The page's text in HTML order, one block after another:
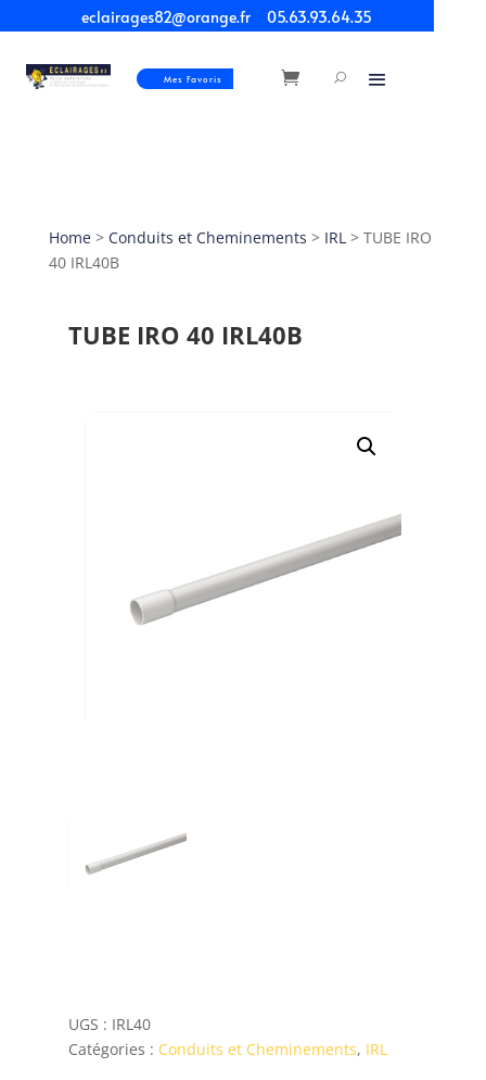
eclairages82@orange.fr 05.63.93.64.35
Mes Favoris
Home> Conduits et Cheminements > IRL> TUBE IRO
40 IRL40B
TUBE IRO 40 IRL40B
UGS : IRL40
Catégories : Conduits et Cheminements, IRL